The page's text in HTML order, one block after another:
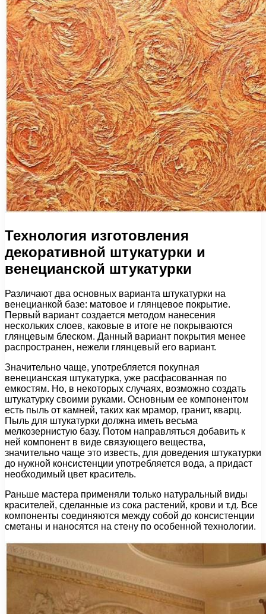
Технология изготовления
декоративной штукатурки и
венецианской штукатурки
Различают два основных варианта штукатурки на
венецианкой базе: матовое и глянцевое покрытие.
Первый вариант создается методом нанесения
нескольких слоев, каковые в итоге не покрываются
глянцевым блеском. Данный вариант покрытия менее
распространен, нежели глянцевый его вариант.
Значительно чаще, употребляется покупная
венецианская штукатурка, уже расфасованная по
емкостям. Но, в некоторых случаях, возможно создать
штукатурку своими руками. Основным ее компонентом
есть пыль от камней, таких как мрамор, гранит, кварц.
Пыль для штукатурки должна иметь весьма
мелкозернистую базу. Потом направляться добавить к
ней компонент в виде связующего вещества,
значительно чаще это известь, для доведения штукатурки
до нужной консистенции употребляется вода, а придаст
необходимый цвет краситель.
Раньше мастера применяли только натуральный виды
красителей, сделанные из сока растений, крови и т.д. Все
компоненты соединяются между собой до консистенции
сметаны и наносятся на стену по особенной технологии.